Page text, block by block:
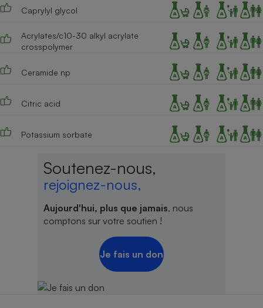
Caprylyl glycol
Acrylates/c10-30 alkyl acrylate
crosspolymer
Ceramide np
Citric acid
Potassium sorbate
Soutenez-nous,
rejoignez-nous,
Aujourd'hui, plus que jamais, nous
comptons sur votre soutien !
Je fais un don